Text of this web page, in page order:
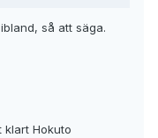
så att säga.
klart Hokuto